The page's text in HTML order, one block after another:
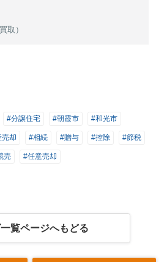
取）
#分譲住宅 #朝霞市 #和光市
却 #相続 #贈与 #控除 #節税
売 #任意売却
覧ページへもどる